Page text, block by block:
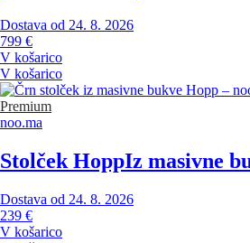
Dostava od 24. 8. 2026
799 €
V košarico
V košarico
Premium
noo.ma
Stolček HoppIz masivne
Dostava od 24. 8. 2026
239 €
V košarico